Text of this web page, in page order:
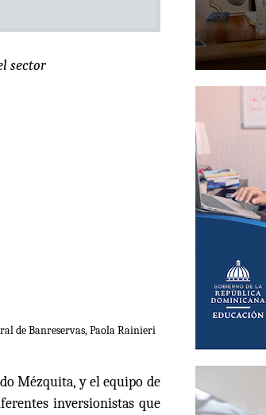
sector
de Banreservas, Paola Rainieri
Mézquita, y el equipo de
inversionistas que